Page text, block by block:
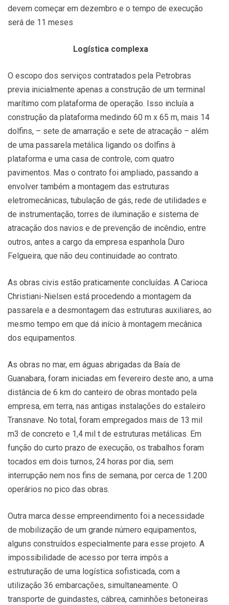
devem começar em dezembro e o tempo de execução
será de 11 meses
Logística complexa
O escopo dos serviços contratados pela Petrobras
previa inicialmente apenas a construção de um terminal
marítimo com plataforma de operação. Isso incluía a
construção da plataforma medindo 60 m x 65 m, mais 14
dolfins, – sete de amarração e sete de atracação – além
de uma passarela metálica ligando os dolfins à
plataforma e uma casa de controle, com quatro
pavimentos. Mas o contrato foi ampliado, passando a
envolver também a montagem das estruturas
eletromecânicas, tubulação de gás, rede de utilidades e
de instrumentação, torres de iluminação e sistema de
atracação dos navios e de prevenção de incêndio, entre
outros, antes a cargo da empresa espanhola Duro
Felgueira, que não deu continuidade ao contrato.
As obras civis estão praticamente concluídas. A Carioca
Christiani-Nielsen está procedendo a montagem da
passarela e a desmontagem das estruturas auxiliares, ao
mesmo tempo em que dá início à montagem mecânica
dos equipamentos.
As obras no mar, em águas abrigadas da Baía de
Guanabara, foram iniciadas em fevereiro deste ano, a uma
distância de 6 km do canteiro de obras montado pela
empresa, em terra, nas antigas instalações do estaleiro
Transnave. No total, foram empregados mais de 13 mil
m3 de concreto e 1,4 mil t de estruturas metálicas. Em
função do curto prazo de execução, os trabalhos foram
tocados em dois turnos, 24 horas por dia, sem
interrupção nem nos fins de semana, por cerca de 1.200
operários no pico das obras.
Outra marca desse empreendimento foi a necessidade
de mobilização de um grande número equipamentos,
alguns construídos especialmente para esse projeto. A
impossibilidade de acesso por terra impôs a
estruturação de uma logística sofisticada, com a
utilização 36 embarcações, simultaneamente. O
transporte de guindastes, cábrea, caminhões betoneiras